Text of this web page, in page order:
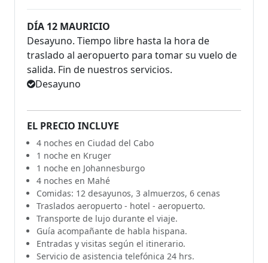
DÍA 12 MAURICIO
Desayuno. Tiempo libre hasta la hora de
traslado al aeropuerto para tomar su vuelo de
salida. Fin de nuestros servicios.
Desayuno
EL PRECIO INCLUYE
4 noches en Ciudad del Cabo
1 noche en Kruger
1 noche en Johannesburgo
4 noches en Mahé
Comidas: 12 desayunos, 3 almuerzos, 6 cenas
Traslados aeropuerto - hotel - aeropuerto.
Transporte de lujo durante el viaje.
Guía acompañante de habla hispana.
Entradas y visitas según el itinerario.
Servicio de asistencia telefónica 24 hrs.